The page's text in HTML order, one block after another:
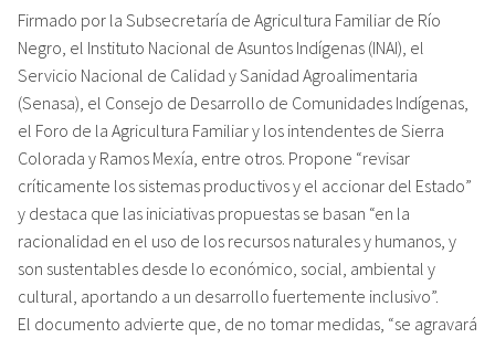
Firmado por la Subsecretaría de Agricultura Familiar de Río
Negro, el Instituto Nacional de Asuntos Indígenas (INAI), el
Servicio Nacional de Calidad y Sanidad Agroalimentaria
(Senasa), el Consejo de Desarrollo de Comunidades Indígenas,
el Foro de la Agricultura Familiar y los intendentes de Sierra
Colorada y Ramos Mexía, entre otros. Propone “revisar
críticamente los sistemas productivos y el accionar del Estado”
y destaca que las iniciativas propuestas se basan “en la
racionalidad en el uso de los recursos naturales y humanos, y
son sustentables desde lo económico, social, ambiental y
cultural, aportando a un desarrollo fuertemente inclusivo”.
El documento advierte que, de no tomar medidas, “se agravará